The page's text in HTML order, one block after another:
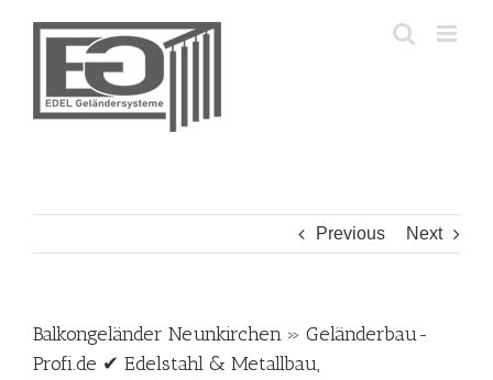
Previous Next
Balkongeländer Neunkirchen » Geländerbau-
Profi.de ✔ Edelstahl & Metallbau,